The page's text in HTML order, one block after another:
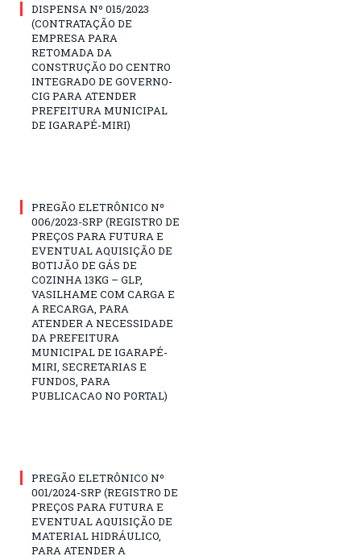
DISPENSA Nº 015/2023
(CONTRATAÇÃO DE
EMPRESA PARA
RETOMADA DA
CONSTRUÇÃO DO CENTRO
INTEGRADO DE GOVERNO-
CIG PARA ATENDER
PREFEITURA MUNICIPAL
DE IGARAPÉ-MIRI)
PREGÃO ELETRÔNICO Nº
006/2023-SRP (REGISTRO DE
PREÇOS PARA FUTURA E
EVENTUAL AQUISIÇÃO DE
BOTIJÃO DE GÁS DE
COZINHA 13KG – GLP,
VASILHAME COM CARGA E
A RECARGA, PARA
ATENDER A NECESSIDADE
DA PREFEITURA
MUNICIPAL DE IGARAPÉ-
MIRI, SECRETARIAS E
FUNDOS, PARA
PUBLICACAO NO PORTAL)
PREGÃO ELETRÔNICO Nº
001/2024-SRP (REGISTRO DE
PREÇOS PARA FUTURA E
EVENTUAL AQUISIÇÃO DE
MATERIAL HIDRÁULICO,
PARA ATENDER A